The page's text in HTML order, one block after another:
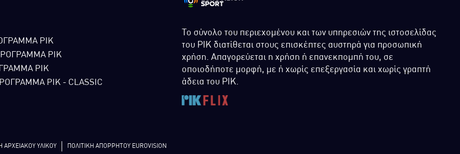
ΡΙΚ
ΡΙΚ
ΡΙΚ
ΡΙΚ - CLASSIC
Το σύνολο του περιεχομένου και των υπηρεσιών της ιστοσελίδας
του ΡΙΚ διατίθεται στους επισκέπτες αυστηρά για προσωπική
χρήση. Απαγορεύεται η χρήση ή επανεκπομπή του, σε
οποιοδήποτε μορφή, με ή χωρίς επεξεργασία και χωρίς γραπτή
άδεια του ΡΙΚ.
ΑΡΧΕΙΑΚΟΥ ΥΛΙΚΟΥ ΠΟΛΙΤΙΚΗ ΑΠΟΡΡΗΤΟΥ EUROVISION